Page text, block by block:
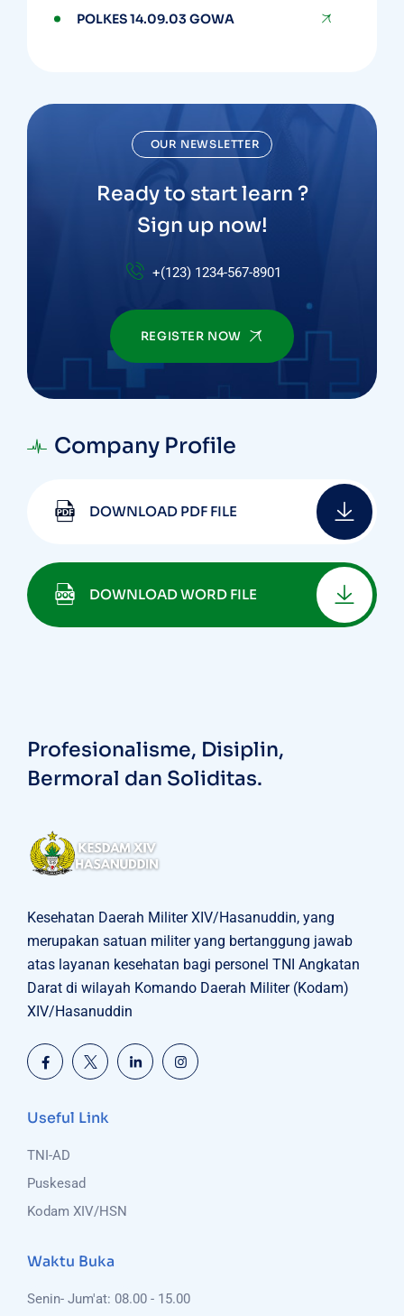
POLKES 14.09.03 GOWA
OUR NEWSLETTER
Ready to start learn ?
Sign up now!
+(123) 1234-567-8901
REGISTER NOW
Company Profile
DOWNLOAD PDF FILE
DOWNLOAD WORD FILE
Profesionalisme, Disiplin,
Bermoral dan Soliditas.
Kesehatan Daerah Militer XIV/Hasanuddin, yang
merupakan satuan militer yang bertanggung jawab
atas layanan kesehatan bagi personel TNI Angkatan
Darat di wilayah Komando Daerah Militer (Kodam)
XIV/Hasanuddin
Useful Link
TNI-AD
Puskesad
Kodam XIV/HSN
Waktu Buka
Senin- Jum'at: 08.00 - 15.00